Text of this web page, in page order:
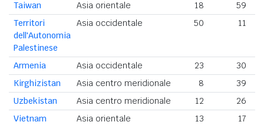
Taiwan Asia orientale 18
59
Territori
dell'Autonomia
Palestinese
Asia occidentale 50 11
Armenia Asia occidentale 23
30
Kirghizistan
Asia centro meridionale 8
39
Uzbekistan
Asia centro meridionale 12
26
Vietnam
Asia orientale 13
17